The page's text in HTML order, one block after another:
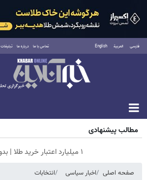
فارسی العربية English تماس با ما درباره ما تبلیغات
جمعه ۱۶ مرداد ۱۴۰۵
مطالب پیشنهادی
۱ میلیارد اعتبار خرید طلا | بدون ضامن و چک
صفحه اصلی اخبار سیاسی انتخابات